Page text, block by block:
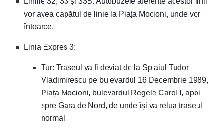
vor avea capătul de linie la Piața Mocioni, unde vor
întoarce.
Linia Expres 3:
Tur: Traseul va fi deviat de la Splaiul Tudor
Vladimirescu pe bulevardul 16 Decembrie 1989,
Piața Mocioni, bulevardul Regele Carol I, apoi
spre Gara de Nord, de unde își va relua traseul
normal.